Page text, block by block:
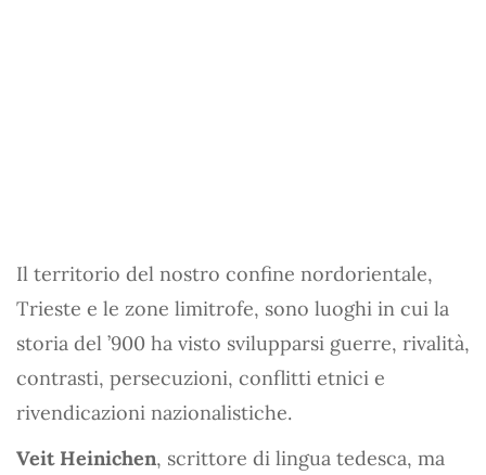
Il territorio del nostro confine nordorientale,
Trieste e le zone limitrofe, sono luoghi in cui la
storia del ’900 ha visto svilupparsi guerre, rivalità,
contrasti, persecuzioni, conflitti etnici e
rivendicazioni nazionalistiche.
Veit Heinichen, scrittore di lingua tedesca, ma